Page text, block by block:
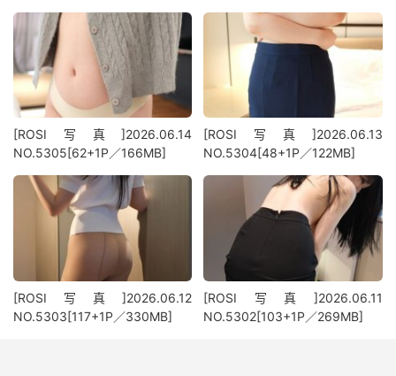
[ROSI写真]2026.06.14
NO.5305[62+1P／166MB]
[ROSI写真]2026.06.13
NO.5304[48+1P／122MB]
[ROSI写真]2026.06.12
NO.5303[117+1P／330MB]
[ROSI写真]2026.06.11
NO.5302[103+1P／269MB]